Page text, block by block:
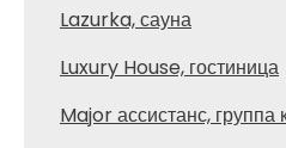
Lazurka, сауна
Luxury House, гостиница
Major ассистанс, группа